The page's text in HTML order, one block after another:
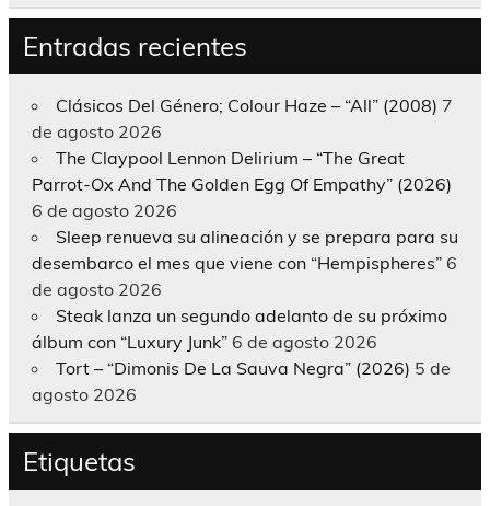
Entradas recientes
Clásicos Del Género; Colour Haze – “All” (2008) 7
de agosto 2026
The Claypool Lennon Delirium – “The Great
Parrot-Ox And The Golden Egg Of Empathy” (2026)
6 de agosto 2026
Sleep renueva su alineación y se prepara para su
desembarco el mes que viene con “Hempispheres” 6
de agosto 2026
Steak lanza un segundo adelanto de su próximo
álbum con “Luxury Junk” 6 de agosto 2026
Tort – “Dimonis De La Sauva Negra” (2026) 5 de
agosto 2026
Etiquetas